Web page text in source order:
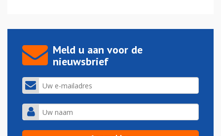
Meld u aan voor de
nieuwsbrief